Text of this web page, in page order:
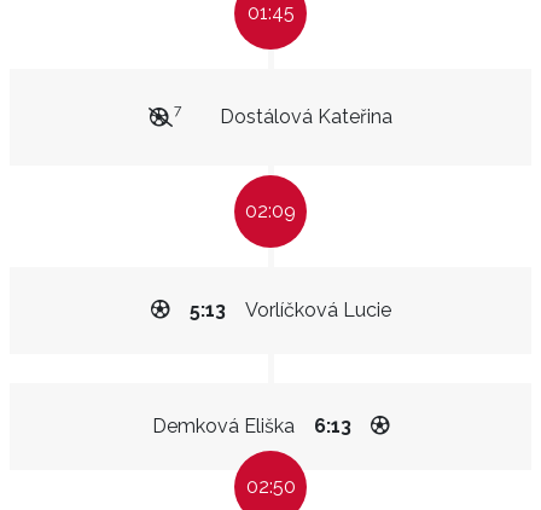
01:45
Dostálová Kateřina
7
02:09
Vorlíčková Lucie
5:13
Demková Eliška 6:13
02:50